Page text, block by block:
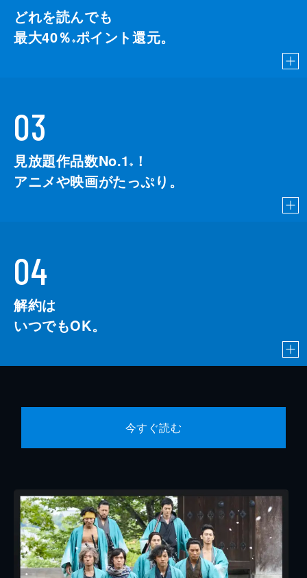
どれを読んでも
最大40％ ※ポイント還元。
03
見放題作品数No.1 ※
！
アニメや映画がたっぷり。
04
解約は
いつでもOK。
今すぐ読む